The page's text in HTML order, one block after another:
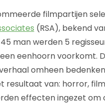
filmpartijen
(RSA), bekend
man werden 5
eenhoorn voorkomt.
omheen
resultaat van: horror,
effecten ingezet